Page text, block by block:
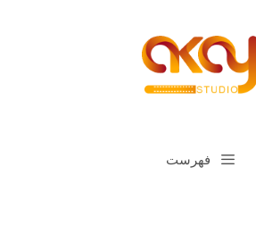
فهرست